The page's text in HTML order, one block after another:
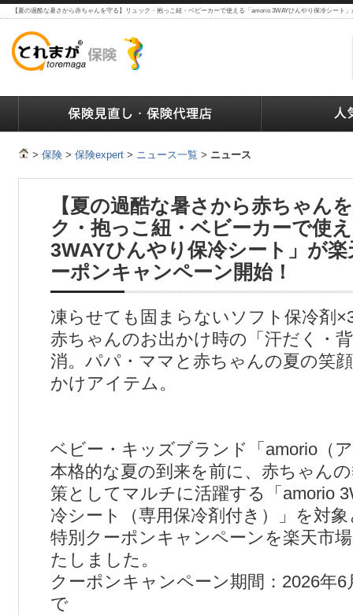
【夏の過酷な暑さから赤ちゃんを守る】リュック・抱っこ紐・ベビーカーで使える「amorio 3WAYひんやり保冷シート
> 保険 > 保険expert > ニュース一覧 > ニュース
【夏の過酷な暑さから赤ちゃん
ク・抱っこ紐・ベビーカーで使
3WAYひんやり保冷シート」が
ーポンキャンペーン開始！
凍らせても固まらないソフト保冷剤
赤ちゃんのお出かけ時の「汗だく・
消。パパ・ママと赤ちゃんの夏の笑
かけアイテム。
ベビー・キッズブランド「amorio（
本格的な夏の到来を前に、赤ちゃん
策としてマルチに活躍する「amorio
冷シート（専用保冷剤付き）」を対
特別クーポンキャンペーンを楽天市
たしました。
クーポンキャンペーン期間：2026年6
で